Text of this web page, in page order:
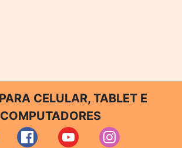
CELULAR, TABLET E
COMPUTADORES